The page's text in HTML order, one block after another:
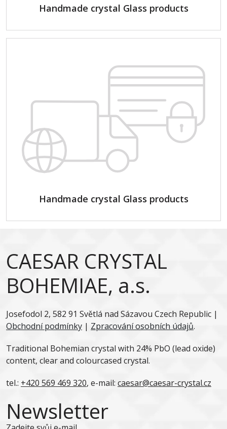
Handmade crystal Glass products
Handmade crystal Glass products
CAESAR CRYSTAL
BOHEMIAE, a.s.
Josefodol 2, 582 91 Světlá nad Sázavou Czech Republic |
Obchodní podmínky | Zpracování osobních údajů.
Traditional Bohemian crystal with 24% PbO (lead oxide)
content, clear and colourcased crystal.
tel.: +420 569 469 320, e-mail: caesar@caesar-crystal.cz
Newsletter